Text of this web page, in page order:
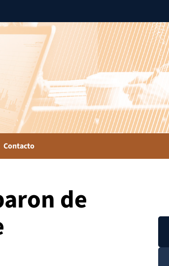
Contacto
de